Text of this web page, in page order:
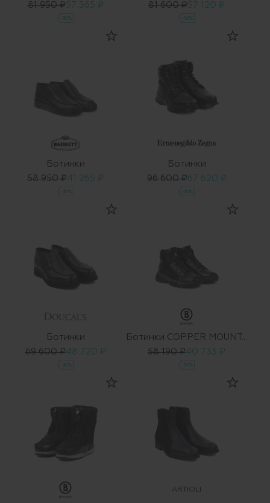
81 950 ₽ 57 365 ₽
-30%
81 600 ₽57 120 ₽
-30%
Ботинки
58 950 ₽41 265 ₽
-30%
Ботинки
96 600 ₽67 620 ₽
-30%
Ботинки
69 600 ₽48 720 ₽
-30%
Ботинки COPPER MOUNTAIN 2 A
58 190 ₽40 733 ₽
-30%
ARTIOLI